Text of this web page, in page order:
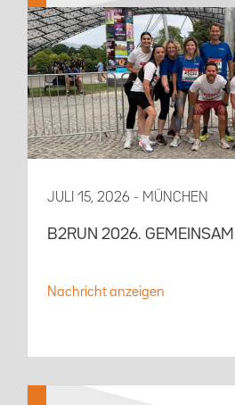
JULI 15, 2026 - MÜNCHEN
B2RUN 2026. GEMEINSAM
Nachricht anzeigen